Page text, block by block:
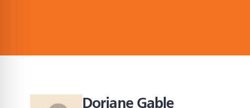
Doriane Gable